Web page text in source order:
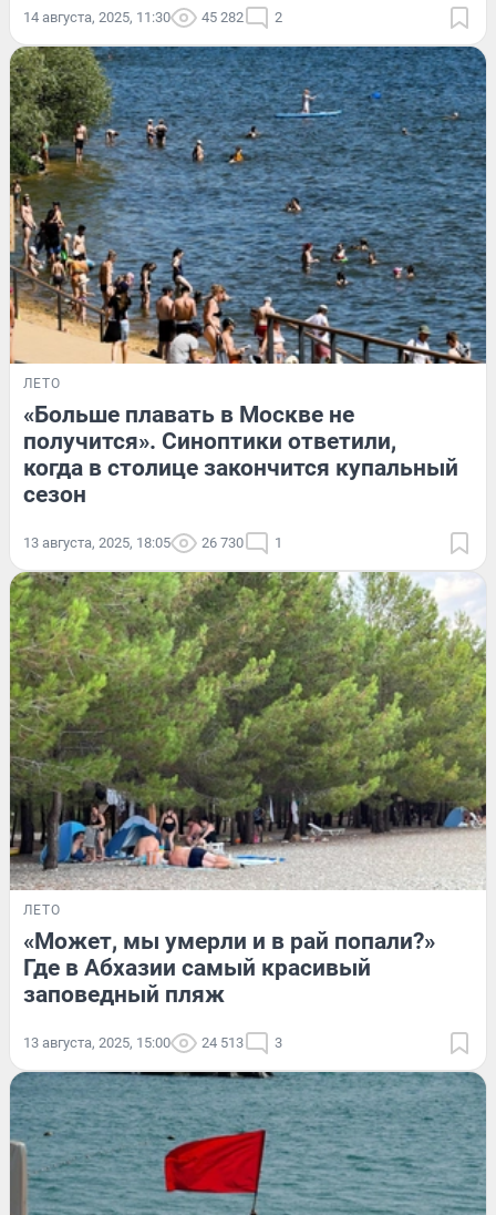
14 августа, 2025, 11:30 45 282 2
ЛЕТО
«Больше плавать в Москве не
получится». Синоптики ответили,
когда в столице закончится купальный
сезон
13 августа, 2025, 18:05 26 730 1
ЛЕТО
«Может, мы умерли и в рай попали?»
Где в Абхазии самый красивый
заповедный пляж
13 августа, 2025, 15:00 24 513 3